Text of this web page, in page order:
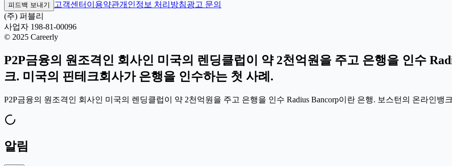
피드백 보내기
고객센터 이용약관개인정보 처리방침광고 문의
(주) 퍼블리
사업자 198-81-00096
© 2025 Careerly
P2P금융의 원조격인 회사인 미국의 렌딩클럽이 약 2천억원을 주고 은행을 인수
크. 미국의 핀테크회사가 은행을 인수하는 첫 사례.
P2P금융의 원조격인 회사인 미국의 렌딩클럽이 약 2천억원을 주고 은행을 인수 Radius Bancorp이란 은행. 보스턴의 온라인
알림